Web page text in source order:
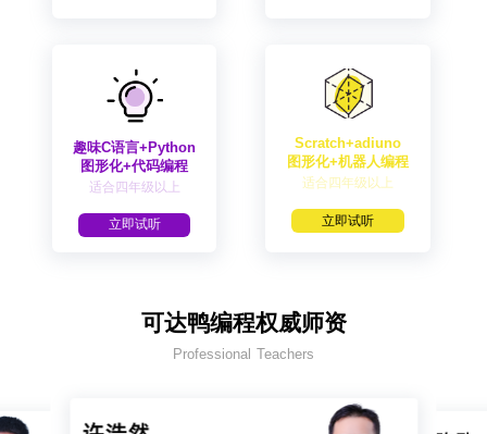
趣味C语言+Python
图形化+代码编程
适合四年级以上
立即试听
Scratch+adiuno
图形化+机器人编程
适合四年级以上
立即试听
可达鸭编程权威师资
Professional Teachers